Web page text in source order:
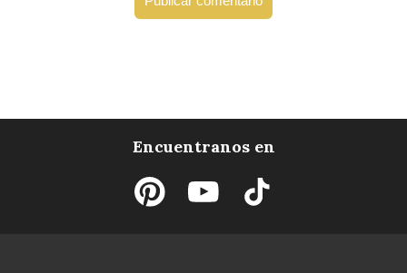
Encuentranos en